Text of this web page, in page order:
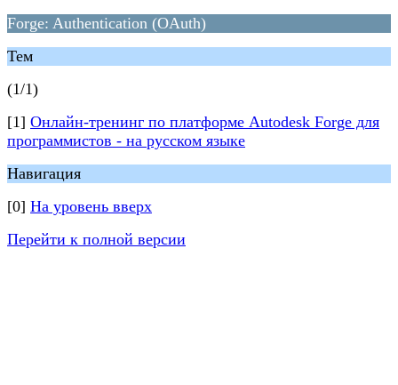
Forge: Authentication (OAuth)
Тем
(1/1)
[1] Онлайн-тренинг по платформе Autodesk Forge для
программистов - на русском языке
Навигация
[0] На уровень вверх
Перейти к полной версии